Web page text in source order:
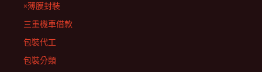
×薄膜封裝
三重機車借款
包裝代工
包裝分類